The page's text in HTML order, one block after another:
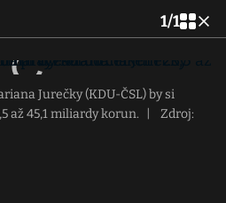
1/1
Jurečky (KDU-ČSL) by si
až 45,1 miliardy korun.
Zdroj: